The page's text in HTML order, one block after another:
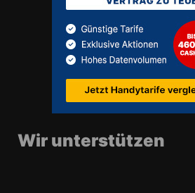
Wir unterstützen